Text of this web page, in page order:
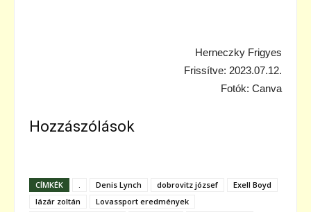
Herneczky Frigyes
Frissítve: 2023.07.12.
Fotók: Canva
Hozzászólások
CÍMKÉK . Denis Lynch dobrovitz józsef
Exell Boyd
lázár zoltán
Lovassport eredmények